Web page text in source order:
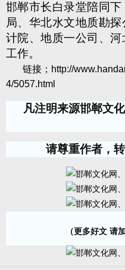
邯郸市长白录堂陪同
局、华北水文地质勘
计院、地质一公司、
工作。
链接； http://
4/5057.html
凡注明来源邯郸文
请尊重作者，
（更多好文 请